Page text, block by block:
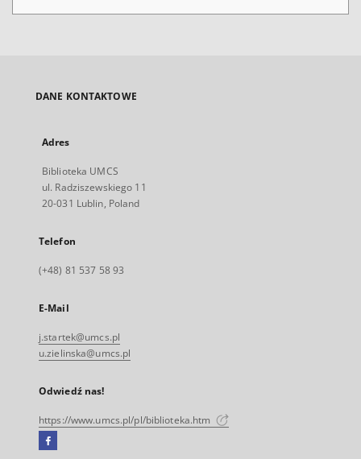
DANE KONTAKTOWE
Adres
Biblioteka UMCS
ul. Radziszewskiego 11
20-031 Lublin, Poland
Telefon
(+48) 81 537 58 93
E-Mail
j.startek@umcs.pl
u.zielinska@umcs.pl
Odwiedź nas!
https://www.umcs.pl/pl/biblioteka.htm
Facebook